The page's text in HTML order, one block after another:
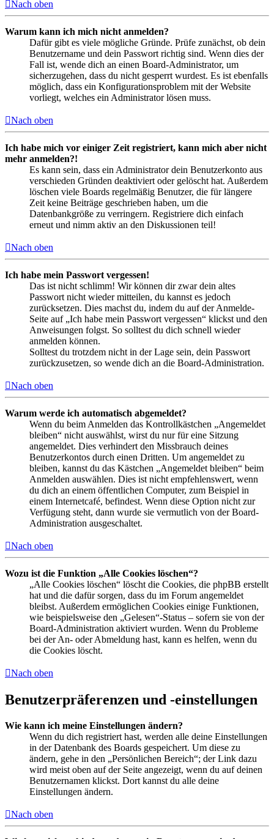
Nach oben
Warum kann ich mich nicht anmelden?
Dafür gibt es viele mögliche Gründe. Prüfe zunächst, ob dein
Benutzername und dein Passwort richtig sind. Wenn dies der
Fall ist, wende dich an einen Board-Administrator, um
sicherzugehen, dass du nicht gesperrt wurdest. Es ist ebenfalls
möglich, dass ein Konfigurationsproblem mit der Website
vorliegt, welches ein Administrator lösen muss.
Nach oben
Ich habe mich vor einiger Zeit registriert, kann mich aber nicht
mehr anmelden?!
Es kann sein, dass ein Administrator dein Benutzerkonto aus
verschieden Gründen deaktiviert oder gelöscht hat. Außerdem
löschen viele Boards regelmäßig Benutzer, die für längere
Zeit keine Beiträge geschrieben haben, um die
Datenbankgröße zu verringern. Registriere dich einfach
erneut und nimm aktiv an den Diskussionen teil!
Nach oben
Ich habe mein Passwort vergessen!
Das ist nicht schlimm! Wir können dir zwar dein altes
Passwort nicht wieder mitteilen, du kannst es jedoch
zurücksetzen. Dies machst du, indem du auf der Anmelde-
Seite auf „Ich habe mein Passwort vergessen“ klickst und den
Anweisungen folgst. So solltest du dich schnell wieder
anmelden können.
Solltest du trotzdem nicht in der Lage sein, dein Passwort
zurückzusetzen, so wende dich an die Board-Administration.
Nach oben
Warum werde ich automatisch abgemeldet?
Wenn du beim Anmelden das Kontrollkästchen „Angemeldet
bleiben“ nicht auswählst, wirst du nur für eine Sitzung
angemeldet. Dies verhindert den Missbrauch deines
Benutzerkontos durch einen Dritten. Um angemeldet zu
bleiben, kannst du das Kästchen „Angemeldet bleiben“ beim
Anmelden auswählen. Dies ist nicht empfehlenswert, wenn
du dich an einem öffentlichen Computer, zum Beispiel in
einem Internetcafé, befindest. Wenn diese Option nicht zur
Verfügung steht, dann wurde sie vermutlich von der Board-
Administration ausgeschaltet.
Nach oben
Wozu ist die Funktion „Alle Cookies löschen“?
„Alle Cookies löschen“ löscht die Cookies, die phpBB erstellt
hat und die dafür sorgen, dass du im Forum angemeldet
bleibst. Außerdem ermöglichen Cookies einige Funktionen,
wie beispielsweise den „Gelesen“-Status – sofern sie von der
Board-Administration aktiviert wurden. Wenn du Probleme
bei der An- oder Abmeldung hast, kann es helfen, wenn du
die Cookies löscht.
Nach oben
Benutzerpräferenzen und -einstellungen
Wie kann ich meine Einstellungen ändern?
Wenn du dich registriert hast, werden alle deine Einstellungen
in der Datenbank des Boards gespeichert. Um diese zu
ändern, gehe in den „Persönlichen Bereich“; der Link dazu
wird meist oben auf der Seite angezeigt, wenn du auf deinen
Benutzernamen klickst. Dort kannst du alle deine
Einstellungen ändern.
Nach oben